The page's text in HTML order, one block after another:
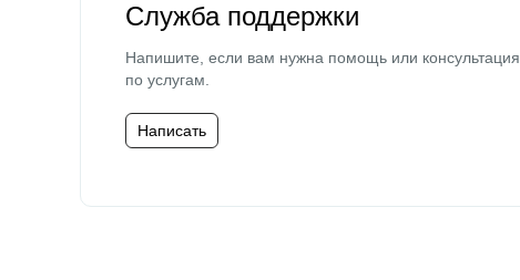
Служба поддержки
Напишите, если вам нужна помощь или консультация
по услугам.
Написать